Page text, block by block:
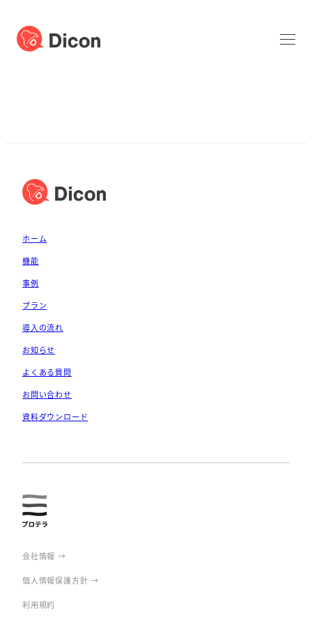
ホーム
機能
事例
プラン
導入の流れ
お知らせ
よくある質問
お問い合わせ
資料ダウンロード
prote
rra
会社情報 →
個人情報保護方針 →
利用規約